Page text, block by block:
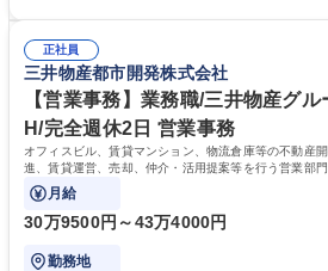
集職種 研究事務【フルリモート・時短勤務可】
き方について】フルリモートやハイブリッド
イフスタイルに応じた柔軟な働き方が可能で
援します。 学歴・資格 学歴：大学院 大学
正社員
三井物産都市開発株式会社
【営業事務】業務職/三井物産グ
H/完全週休2日 営業事務
オフィスビル、賃貸マンション、物流倉庫等の不動産
進、賃貸運営、売却、仲介・活用提案等を行う営業部
ます。
月給
30万9500円～43万4000円
勤務地